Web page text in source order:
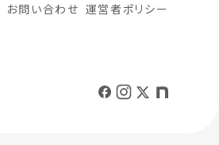
お問い合わせ 運営者ポリシー